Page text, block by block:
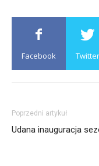
Facebook Twitter
Poprzedni artykuł
Udana inauguracja